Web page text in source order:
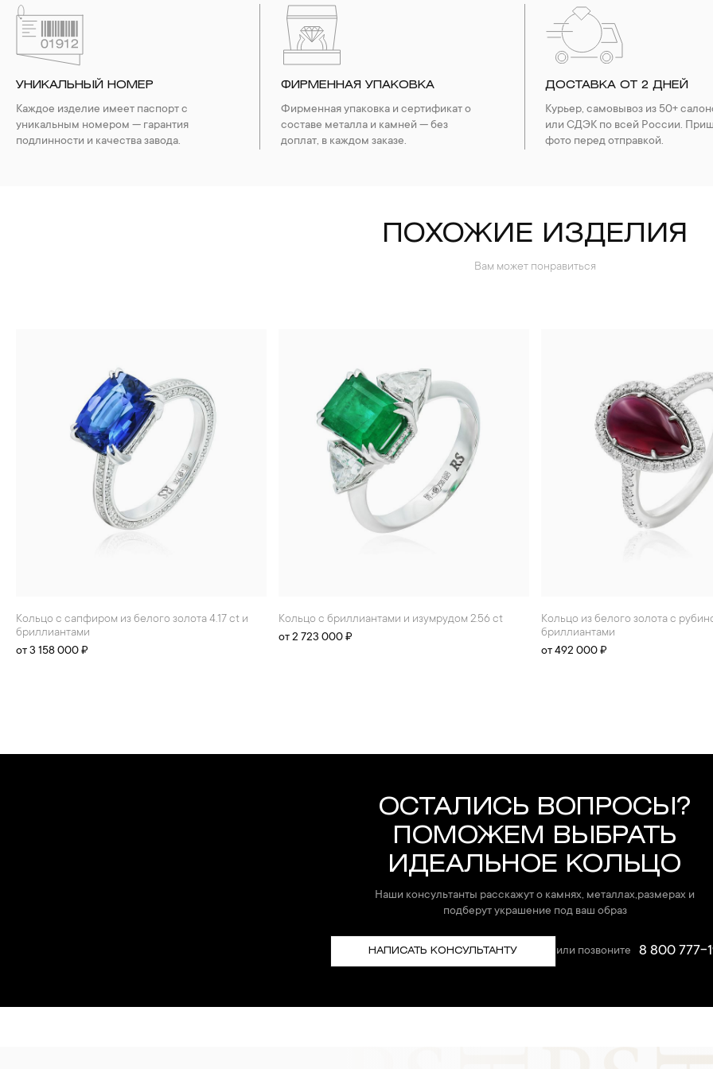
УНИКАЛЬНЫЙ НОМЕР
Каждое изделие имеет паспорт с
уникальным номером — гарантия
подлинности и качества завода.
ФИРМЕННАЯ УПАКОВКА
Фирменная упаковка и сертификат о
составе металла и камней — без
доплат, в каждом заказе.
ДОСТАВКА ОТ 2 ДНЕЙ
Курьер, самовывоз из 50+
или СДЭК по всей России.
фото перед отправкой.
ПОХОЖИЕ ИЗДЕЛИЯ
Вам может понравиться
Кольцо с сапфиром из белого золота 4.17 ct и
бриллиантами
от 3 158 000 ₽
Кольцо с бриллиантами и изумрудом 2.56 ct
от 2 723 000 ₽
Кольцо из белого золота с рубином 3.51 ct и
бриллиантами
от 492 000 ₽
ОСТАЛИСЬ ВОПРОСЫ?
ПОМОЖЕМ ВЫБРАТЬ
ИДЕАЛЬНОЕ КОЛЬЦО
Наши консультанты расскажут о камнях, металлах,размерах и
подберут украшение под ваш образ
НАПИСАТЬ КОНСУЛЬТАНТУ или позвоните 8 800 777-